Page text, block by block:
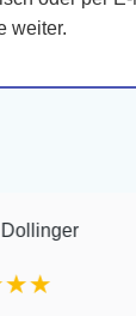
weiter.